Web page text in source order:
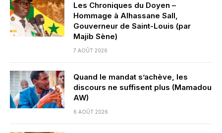
Les Chroniques du Doyen –
Hommage à Alhassane Sall,
Gouverneur de Saint-Louis (par
Majib Sène)
7 AOÛT 2026
Quand le mandat s’achève, les
discours ne suffisent plus (Mamadou
AW)
6 AOÛT 2026